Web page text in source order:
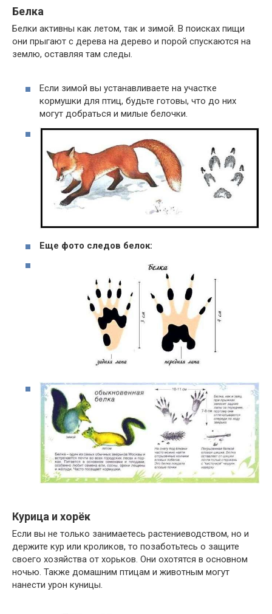
Белка
Белки активны как летом, так и зимой. В поисках пищи
они прыгают с дерева на дерево и порой спускаются на
землю, оставляя там следы.
Если зимой вы устанавливаете на участке
кормушки для птиц, будьте готовы, что до них
могут добраться и милые белочки.
Еще фото следов белок:
Курица и хорёк
Если вы не только занимаетесь растениеводством, но и
держите кур или кроликов, то позаботьтесь о защите
своего хозяйства от хорьков. Они охотятся в основном
ночью. Также домашним птицам и животным могут
нанести урон куницы.